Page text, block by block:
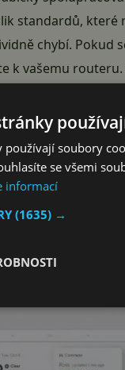
standardů,
chybí.
k vašemu
o nich uvažovat.
soubory
se všemi
informací
(1635) →